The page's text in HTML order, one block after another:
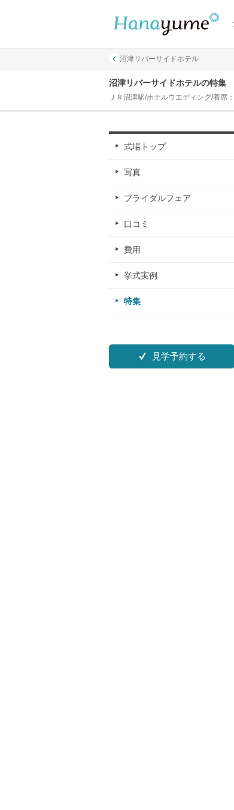
沼津リバーサイドホテル
沼津リバーサイドホテルの特集
ＪＲ沼津駅/ホテルウエディング/着席
式場トップ
写真
ブライダルフェア
口コミ
費用
挙式実例
特集
見学予約する